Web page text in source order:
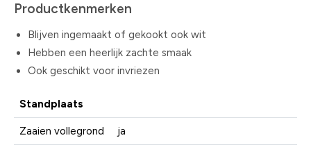
Productkenmerken
Blijven ingemaakt of gekookt ook wit
Hebben een heerlijk zachte smaak
Ook geschikt voor invriezen
Standplaats
Zaaien vollegrond ja